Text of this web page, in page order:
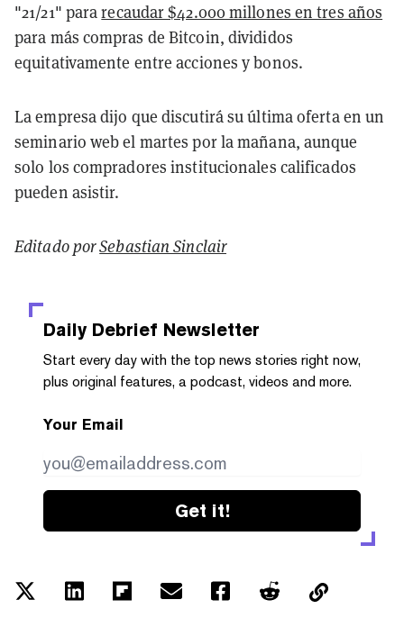
"21/21" pararecaudar $42.000 millones en tres años
para más compras de Bitcoin, divididos
equitativamente entre acciones y bonos.
La empresa dijo que discutirá su última oferta en un
seminario web el martes por la mañana, aunque
solo los compradores institucionales calificados
pueden asistir.
Editado porSebastian Sinclair
Daily Debrief Newsletter
Start every day with the top news stories right now,
plus original features, a podcast, videos and more.
Your Email
Get it!